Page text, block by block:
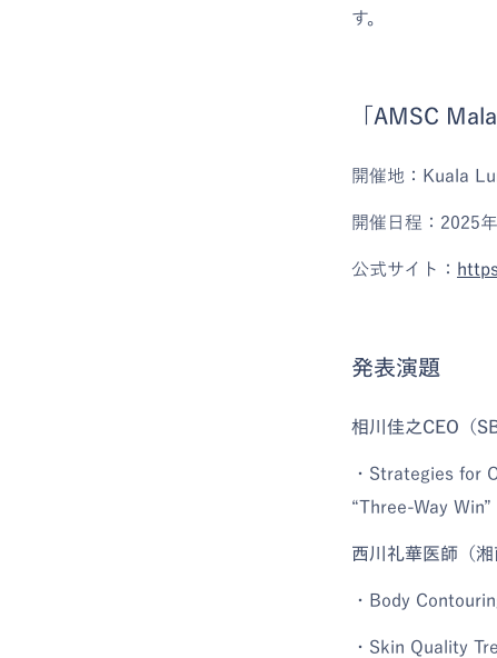
す。
「AMSC
開催地：Kuala
開催日程：2025
公式サイト：
発表演題
相川佳之CEO（
・Strategies for
“Three-Way
西川礼華医師（
・Body
・Skin Quality